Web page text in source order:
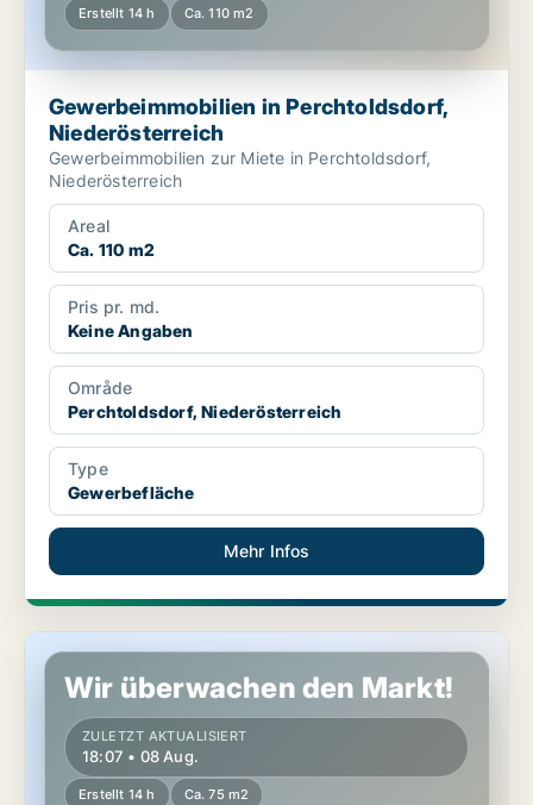
Erstellt 14 h Ca. 110 m2
Gewerbeimmobilien in Perchtoldsdorf,
Niederösterreich
Gewerbeimmobilien zur Miete in Perchtoldsdorf,
Niederösterreich
Areal
Ca. 110 m2
Pris pr. md.
Keine Angaben
Område
Perchtoldsdorf, Niederösterreich
Type
Gewerbefläche
Mehr Infos
Gewerbeimmobilien in Sankt Pölten, Niederösterreich
Wir überwachen den Markt!
ZULETZT AKTUALISIERT
18:07 • 08 Aug.
Erstellt 14 h Ca. 75 m2